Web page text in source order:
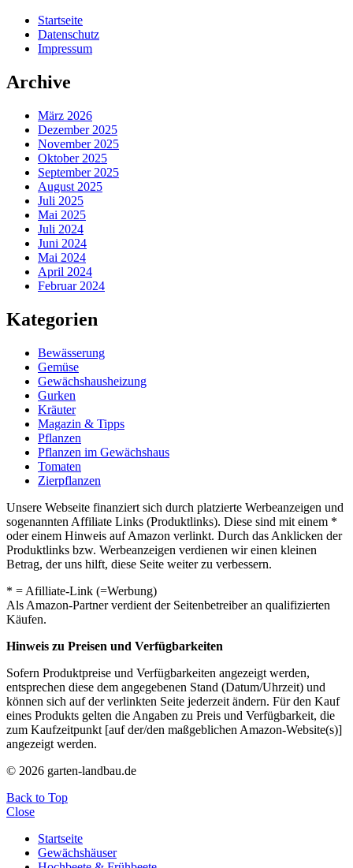
Startseite
Datenschutz
Impressum
Archive
März 2026
Dezember 2025
November 2025
Oktober 2025
September 2025
August 2025
Juli 2025
Mai 2025
Juli 2024
Juni 2024
Mai 2024
April 2024
Februar 2024
Kategorien
Bewässerung
Gemüse
Gewächshausheizung
Gurken
Kräuter
Magazin & Tipps
Pflanzen
Pflanzen im Gewächshaus
Tomaten
Zierpflanzen
Unsere Webseite finanziert sich durch platzierte Werbeanzeigen und
sogenannten Affiliate Links (Produktlinks). Diese sind mit einem *
oder einem Hinweis auf Amazon verlinkt. Durch das Anklicken der
Produktlinks bzw. Werbeanzeigen verdienen wir einen kleinen
Betrag, der uns hilft, diese Seite weiter zu verbessern.
* = Afilliate-Link (=Werbung)
Als Amazon-Partner verdient der Seitenbetreiber an qualifizierten
Käufen.
Hinweis zu Preisen und Verfügbarkeiten
Sofern Produktpreise und Verfügbarkeiten angezeigt werden,
entsprechen diese dem angegebenen Stand (Datum/Uhrzeit) und
können sich auf der verlinkten Seite jederzeit ändern. Für den Kauf
eines Produkts gelten die Angaben zu Preis und Verfügbarkeit, die
zum Kaufzeitpunkt [auf der/den maßgeblichen Amazon-Website(s)]
angezeigt werden.
© 2026 garten-landbau.de
Back to Top
Close
Startseite
Gewächshäuser